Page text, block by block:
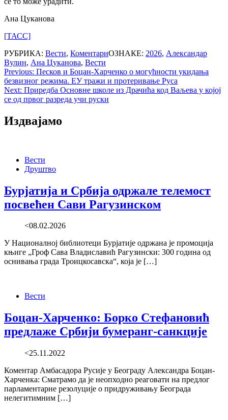
Ана Цуканова
[ТАСС]
РУБРИКА: Вести, КоментариОЗНАКЕ: 2026, Александар
Вулин, Ана Цуканова, Вести
Post
navigation
Previous: Песков и Боцан-Харченко о могућности укидања
безвизног режима. ЕУ тражи и протеривање Руса
Next: Приредба Основне школе из Драчића код Ваљева у којој
се од првог разреда учи руски
Издвајамо
Вести
Друштво
Бурјатија и Србија одржале телемост
посвећен Сави Рагузинском
<08.02.2026
У Националној библиотеци Бурјатије одржана је промоција
књиге „Гроф Сава Владиславић Рагузински: 300 година од
оснивања града Троицкосавска“, која је […]
Вести
Боцан-Харченко: Борко Стефановић
предлаже Србији бумеранг-санкције
<25.11.2022
Коментар Амбасадора Русије у Београду Александра Боцан-
Харченка: Сматрамо да је неопходно реаговати на предлог
парламентарне резолуције о придруживању Београда
нелегитимним […]